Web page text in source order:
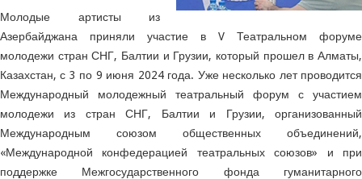
Молодые артисты из
Азербайджана приняли участие в V Театральном форуме
молодежи стран СНГ, Балтии и Грузии, который прошел в Алматы,
Казахстан, с 3 по 9 июня 2024 года. Уже несколько лет проводится
Международный молодежный театральный форум с участием
молодежи из стран СНГ, Балтии и Грузии, организованный
Международным союзом общественных объединений,
«Международной конфедерацией театральных союзов» и при
поддержке Межгосударственного фонда гуманитарного